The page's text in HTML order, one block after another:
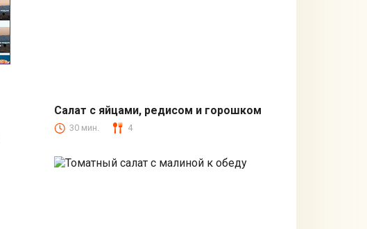
С овощами
Салат с яйцами, редисом и горошком
30 мин. 4